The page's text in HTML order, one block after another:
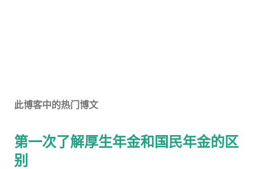
此博客中的热门博文
第一次了解厚生年金和国民年金的区
别